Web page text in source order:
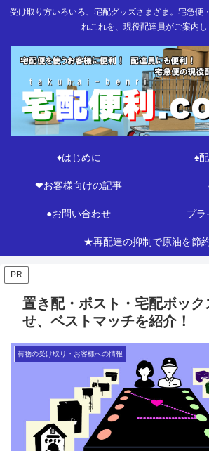
受け取り方いろいろ、宅配グッズさまざま。宅急便
れこれを、現役配達員がご案内し
♦はじめに ♠
❤お客様向けの記事
●お問い合わせ プラ
★再配達の抑制で原油を節
PR
置き配・ポスト・宅配ボッ
せ、ベストマッチを紹介！
荷物の受け取り・お客様への情報